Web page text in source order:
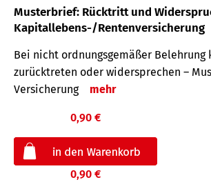
Musterbrief: Rücktritt und
Kapitallebens-/Rentenversicherung
Bei nicht ordnungsgemäßer Belehrung
zurücktreten oder widersprechen –
Versicherung
mehr
0,90 €
0,90 €